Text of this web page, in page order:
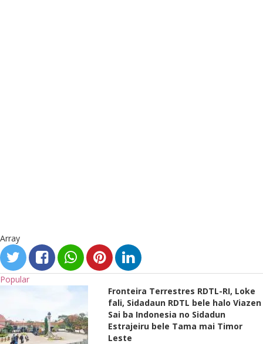
Array
Popular
Fronteira Terrestres RDTL-RI, Loke
fali, Sidadaun RDTL bele halo Viazen
Sai ba Indonesia no Sidadun
Estrajeiru bele Tama mai Timor
Leste